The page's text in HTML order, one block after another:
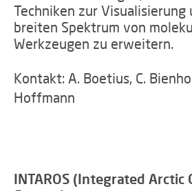
Techniken zur Visualisierung
breiten Spektrum von
Werkzeugen zu erweitern.
Kontakt: A. Boetius, C.
Hoffmann
INTAROS (Integrated Arctic